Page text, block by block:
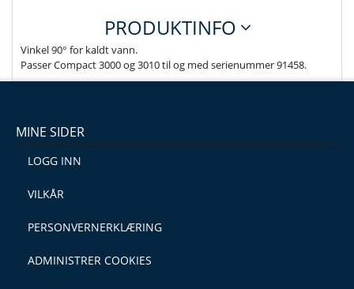
PRODUKTINFO
Vinkel 90° for kaldt vann.
Passer Compact 3000 og 3010 til og med serienummer 91458.
MINE SIDER
LOGG INN
VILKÅR
PERSONVERNERKLÆRING
ADMINISTRER COOKIES